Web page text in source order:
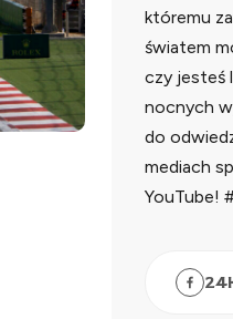
któremu
światem
czy jesteś
nocnych
do
mediach
YouTube!
24